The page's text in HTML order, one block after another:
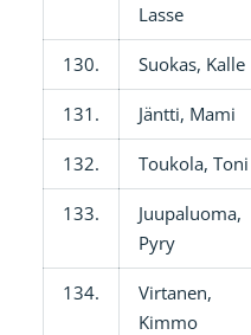
Lasse
130. Suokas, Kalle
131. Jäntti, Mami
132. Toukola, Toni
133.
Juupaluoma,
Pyry
134.
Virtanen,
Kimmo